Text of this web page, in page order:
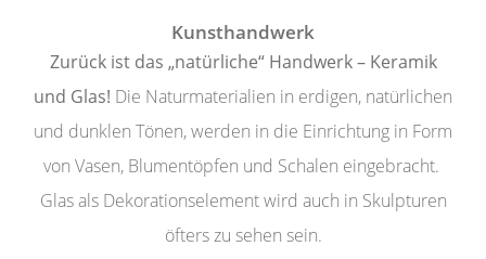
Kunsthandwerk
Zurück ist das „natürliche“ Handwerk – Keramik
und Glas! Die Naturmaterialien in erdigen, natürlichen
und dunklen Tönen, werden in die Einrichtung in Form
von Vasen, Blumentöpfen und Schalen eingebracht.
Glas als Dekorationselement wird auch in Skulpturen
öfters zu sehen sein.